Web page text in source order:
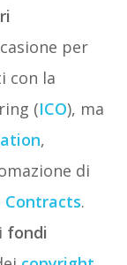
per
con la
(ICO), ma
,
di
Contracts.
fondi